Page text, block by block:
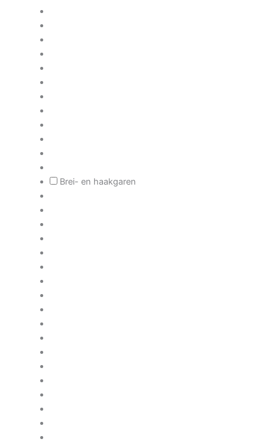
Brei- en haakgaren